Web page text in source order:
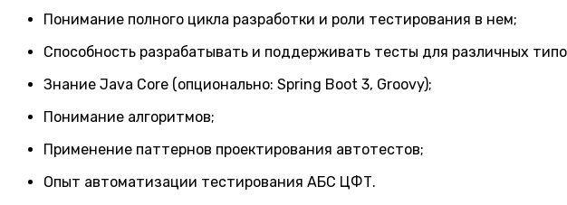
Понимание полного цикла разработки и роли тестирования в нем;
Способность разрабатывать и поддерживать тесты для различных
Знание Java Core (опционально: Spring Boot 3, Groovy);
Понимание алгоритмов;
Применение паттернов проектирования автотестов;
Опыт автоматизации тестирования АБС ЦФТ.